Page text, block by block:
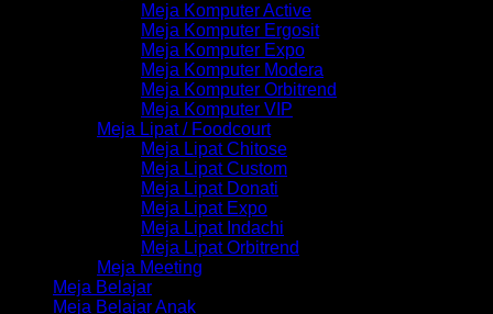
Meja Komputer Active
Meja Komputer Ergosit
Meja Komputer Expo
Meja Komputer Modera
Meja Komputer Orbitrend
Meja Komputer VIP
Meja Lipat / Foodcourt
Meja Lipat Chitose
Meja Lipat Custom
Meja Lipat Donati
Meja Lipat Expo
Meja Lipat Indachi
Meja Lipat Orbitrend
Meja Meeting
Meja Belajar
Meja Belajar Anak